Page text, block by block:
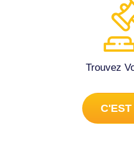
Trouvez
C'EST